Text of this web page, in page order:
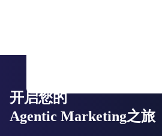
开启您的
Agentic Marketing之旅